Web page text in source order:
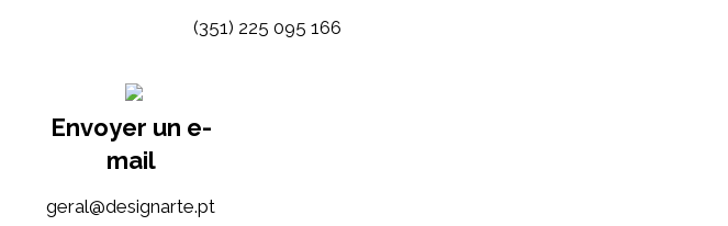
(351) 225 095 166
Envoyer un e-
mail
tp.etrangised@lareg